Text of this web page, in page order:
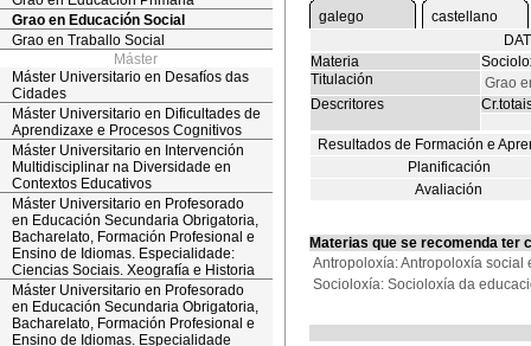
Grao en Educación Social
Grao en Traballo Social
Máster
Máster Universitario en Desafíos das
Cidades
Máster Universitario en Dificultades de
Aprendizaxe e Procesos Cognitivos
Máster Universitario en Intervención
Multidisciplinar na Diversidade en
Contextos Educativos
Máster Universitario en Profesorado
en Educación Secundaria Obrigatoria,
Bacharelato, Formación Profesional e
Ensino de Idiomas. Especialidade:
Ciencias Sociais. Xeografía e Historia
Máster Universitario en Profesorado
en Educación Secundaria Obrigatoria,
Bacharelato, Formación Profesional e
Ensino de Idiomas. Especialidade
galego
castellano
Materia
Titulación
Grao
Descritores
Resultados de Formación e
Planificación
Avaliación
Materias que se recomenda ter
Antropoloxía: Antropoloxía social
Socioloxía: Socioloxía da